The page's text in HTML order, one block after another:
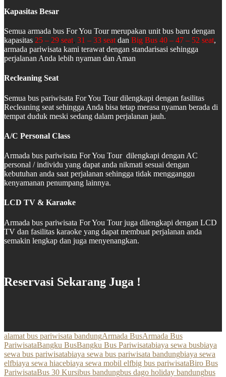
Kapasitas Besar
Semua armada bus For You Tour merupakan unit bus baru dengan
kapasitas 25 – 29 seat, 31 – 33 seat dan Big Bus 40 – 47 – 52 seat,
armada pariwisata kami terawat dengan standarisasi sehingga
perjalanan Anda lebih nyaman dan Aman
Recleaning Seat
Semua bus pariwisata For You Tour dilengkapi dengan fasilitas
Recleaning seat sehingga Anda bisa tetap merasa nyaman berada di
tempat duduk meski sedang dalam perjalanan jauh.
A/C Personal Class
Armada bus pariwisata For You Tour dilengkapi dengan AC
personal / individu yang dapat anda nikmati sesuai dengan
kebutuhan anda saat perjalanan sehingga tidak mengganggu
kenyamanan penumpang lainnya.
LCD TV & Karaoke
Armada bus pariwisata For You Tour juga dilengkapi dengan LCD
TV dan fasilitas karaoke yang dapat membuat perjalanan anda
semakin lengkap dan juga menyenangkan.
Reservasi Sekarang Juga !
alamat bus pariwisata bandungArmada BusArmada Bus
PariwisataBangku BusBangku Bus Pariwisatabiaya sewa busbiaya
sewa bus pariwisatabiaya sewa bus pariwisata bandungbiaya sewa
elfbiaya sewa hiacebiaya sewa mobil elfbig bus pariwisataBiro Bus
PariwisataBus 30 Kursibus bandungbus dago holiday bandungbus